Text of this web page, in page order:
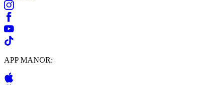
APP MANOR: